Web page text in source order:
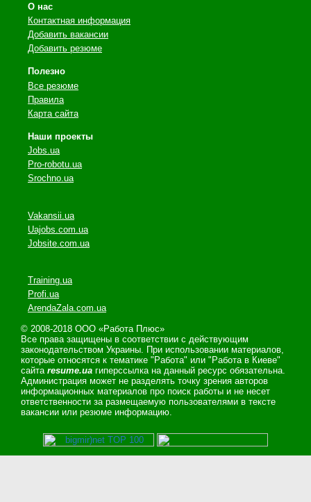
О нас
Контактная информация
Добавить вакансии
Добавить резюме
Полезно
Все резюме
Правила
Карта сайта
Наши проекты
Jobs.ua
Pro-robotu.ua
Srochno.ua
Vakansii.ua
Uajobs.com.ua
Jobsite.com.ua
Training.ua
Profi.ua
ArendaZala.com.ua
© 2008-2018 ООО «Работа Плюс»
Все права защищены в соответствии с действующим
законодательством Украины. При использовании материалов,
которые относятся к тематике "Работа" или "Работа в Киеве"
сайта resume.ua гиперссылка на данный ресурс обязательна.
Администрация может не разделять точку зрения авторов
информационных материалов про поиск работы и не несет
ответственности за размещаемую пользователями в тексте
вакансии или резюме информацию.